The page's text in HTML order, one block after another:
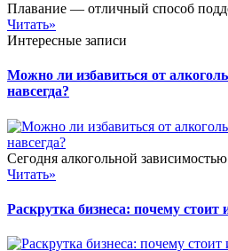
Плавание — отличный способ
Читать»
Интересные записи
Можно ли избавиться от
навсегда?
Сегодня алкогольной
Читать»
Раскрутка бизнеса: почему стоит